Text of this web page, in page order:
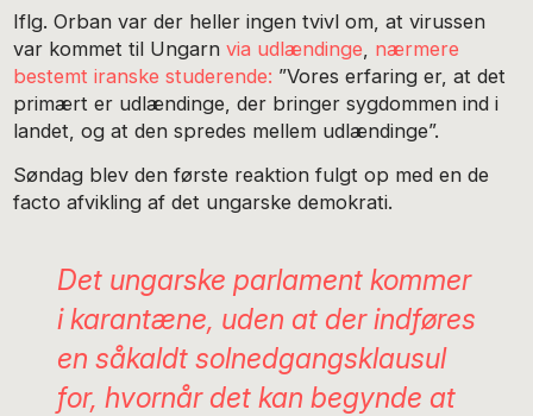
Iflg. Orban var der heller ingen tvivl om, at virussen
var kommet til Ungarnvia udlændinge, nærmere
bestemt iranske studerende: ”Vores erfaring er, at det
primært er udlændinge, der bringer sygdommen ind i
landet, og at den spredes mellem udlændinge”.
Søndag blev den første reaktion fulgt op med en de
facto afvikling af det ungarske demokrati.
Det ungarske parlament kommer
i karantæne, uden at der indføres
en såkaldt solnedgangsklausul
for, hvornår det kan begynde at